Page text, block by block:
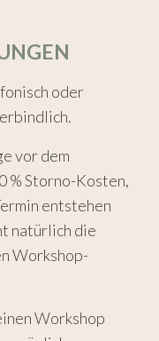
oder
vor dem
% Storno-Kosten,
entstehen
natürlich die
Workshop-
Workshop